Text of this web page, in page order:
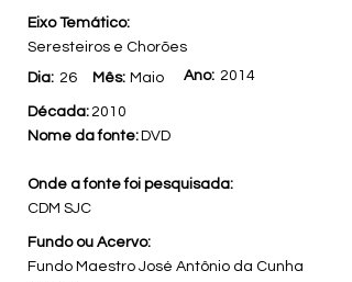
Eixo Temático:
Seresteiros e Chorões
Dia:26 Mês: Maio Ano:2014
Década:2010
Nome da fonte: DVD
Onde a fonte foi pesquisada:
CDM SJC
Fundo ou Acervo:
Fundo Maestro José Antônio da Cunha